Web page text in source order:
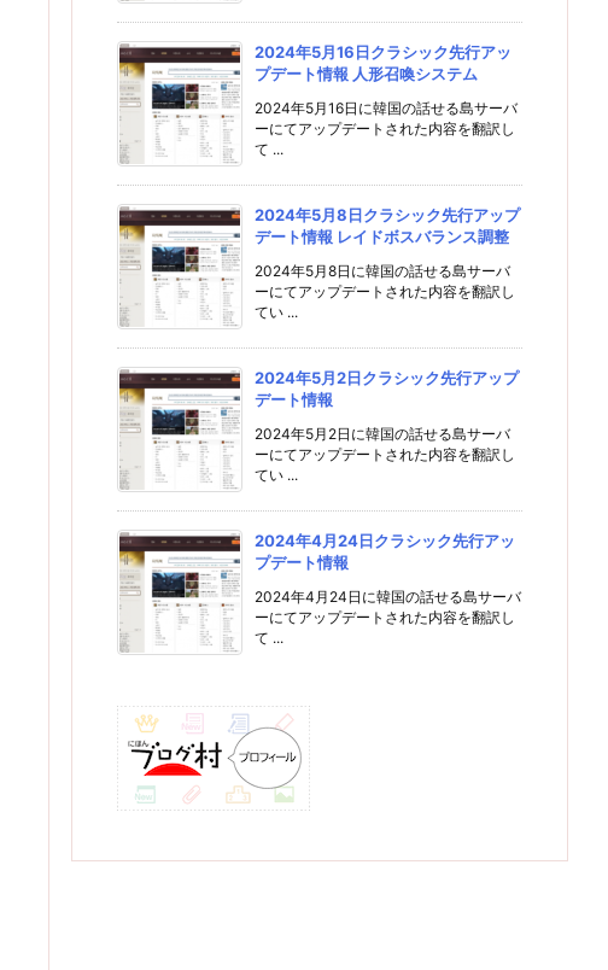
2024年5月16日クラシック先行アッ
プデート情報 人形召喚システム
2024年5月16日に韓国の話せる島サーバ
ーにてアップデートされた内容を翻訳し
て ...
2024年5月8日クラシック先行アップ
デート情報 レイドボスバランス調整
2024年5月8日に韓国の話せる島サーバ
ーにてアップデートされた内容を翻訳し
てい ...
2024年5月2日クラシック先行アップ
デート情報
2024年5月2日に韓国の話せる島サーバ
ーにてアップデートされた内容を翻訳し
てい ...
2024年4月24日クラシック先行アッ
プデート情報
2024年4月24日に韓国の話せる島サーバ
ーにてアップデートされた内容を翻訳し
て ...